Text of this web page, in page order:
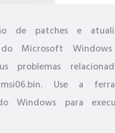
de patches e
do Microsoft
problemas
Use a
Windows para